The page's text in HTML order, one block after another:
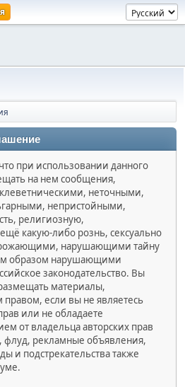
при использовании данного
на нем сообщения,
неточными,
непристойными,
религиозную,
какую-либо рознь, сексуально
нарушающими тайну
образом нарушающими
законодательство. Вы
материалы,
если вы не являетесь
или не обладаете
от владельца авторских прав
флуд, рекламные объявления,
и подстрекательства также